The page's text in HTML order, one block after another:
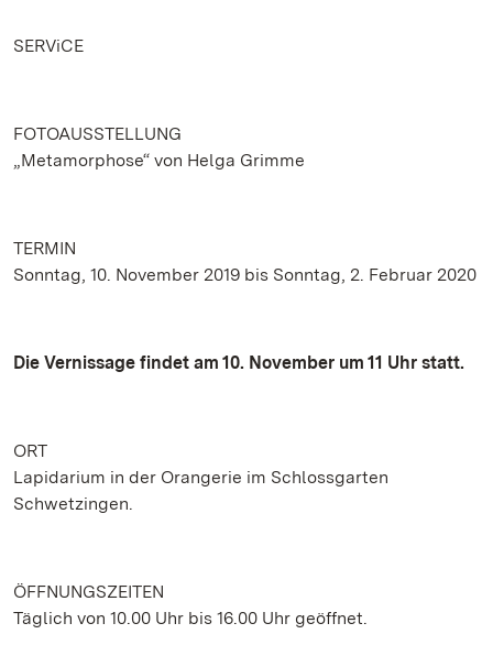
SERViCE
FOTOAUSSTELLUNG
„Metamorphose“ von Helga Grimme
TERMIN
Sonntag, 10. November 2019 bis Sonntag, 2. Februar 2020
Die Vernissage findet am 10. November um 11 Uhr statt.
ORT
Lapidarium in der Orangerie im Schlossgarten
Schwetzingen.
ÖFFNUNGSZEITEN
Täglich von 10.00 Uhr bis 16.00 Uhr geöffnet.